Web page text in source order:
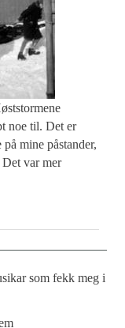
noe til. Det er
mine påstander,
var mer
som fekk meg i